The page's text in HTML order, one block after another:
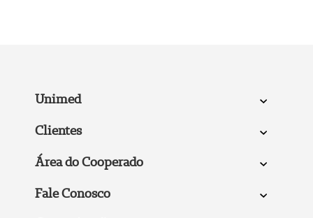
Unimed
Clientes
Área do Cooperado
Fale Conosco